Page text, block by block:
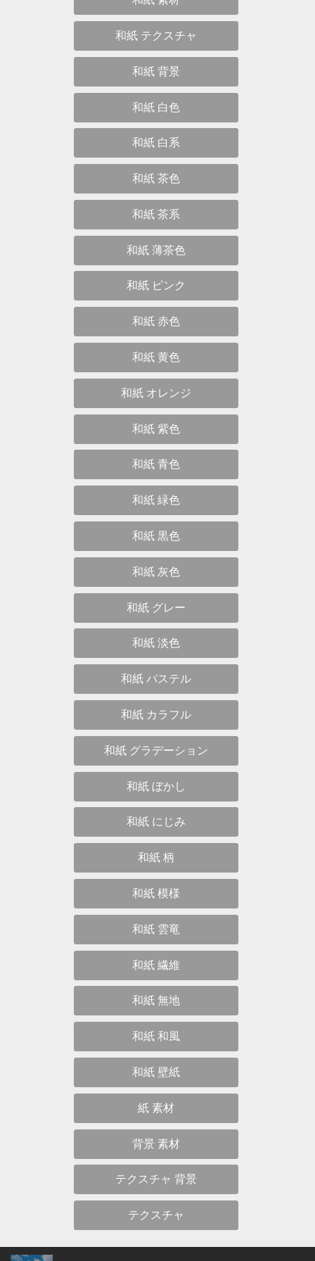
和紙 テクスチャ
和紙 背景
和紙 白色
和紙 白系
和紙 茶色
和紙 茶系
和紙 薄茶色
和紙 ピンク
和紙 赤色
和紙 黄色
和紙 オレンジ
和紙 紫色
和紙 青色
和紙 緑色
和紙 黒色
和紙 灰色
和紙 グレー
和紙 淡色
和紙 パステル
和紙 カラフル
和紙 グラデーション
和紙 ぼかし
和紙 にじみ
和紙 柄
和紙 模様
和紙 雲竜
和紙 繊維
和紙 無地
和紙 和風
和紙 壁紙
紙 素材
背景 素材
テクスチャ 背景
テクスチャ